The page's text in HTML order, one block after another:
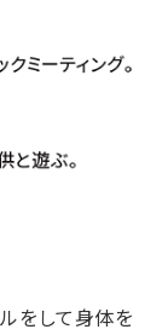
をして身体を